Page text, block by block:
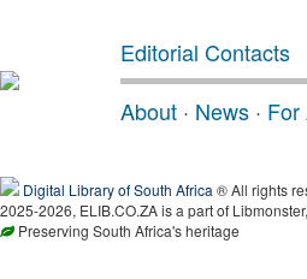
Editorial Contacts
About · News · For
Digital Library of South Africa ® All rights
2025-2026, ELIB.CO.ZA is a part of
Preserving South Africa's heritage